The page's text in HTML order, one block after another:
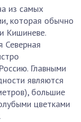
из самых
которая обычно
Кишиневе.
Северная
Главными
являются
большие
цветками